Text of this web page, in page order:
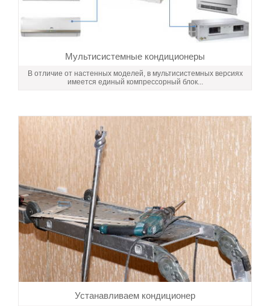
Мультисистемные кондиционеры
В отличие от настенных моделей, в мультисистемных версиях
имеется единый компрессорный блок...
Устанавливаем кондиционер